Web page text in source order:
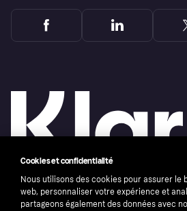
Copyright © 2005-2026 Klarna Bank AB (publ).
rights reserved. Klarna Bank AB (publ). Sveavägen 46,
Cookies et confidentialité
Nous utilisons des cookies pour assurer le
web, personnaliser votre expérience et
partageons également des données avec